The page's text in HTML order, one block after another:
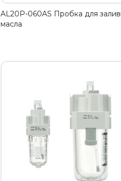
AL20P-060AS Пробка для
масла